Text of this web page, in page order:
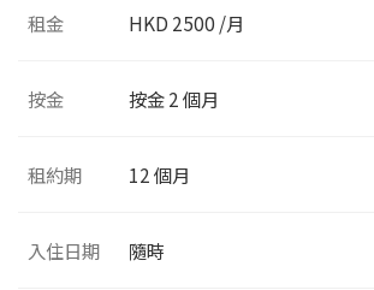
租金 HKD 2500 /月
按金 按金 2 個月
租約期 12 個月
入住日期 隨時